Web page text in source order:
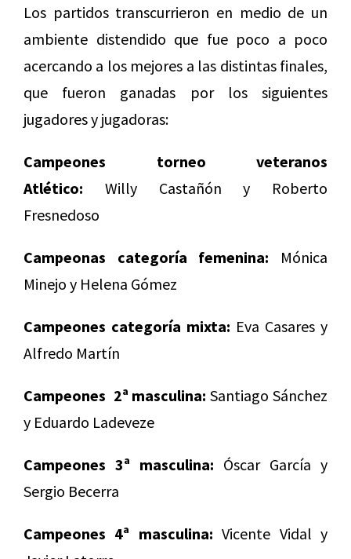
Los partidos transcurrieron en medio de un
ambiente distendido que fue poco a poco
acercando a los mejores a las distintas finales,
que fueron ganadas por los siguientes
jugadores y jugadoras:
Campeones torneo veteranos
Atlético: Willy Castañón y Roberto
Fresnedoso
Campeonas categoría femenina: Mónica
Minejo y Helena Gómez
Campeones categoría mixta: Eva Casares y
Alfredo Martín
Campeones 2ª masculina: Santiago Sánchez
y Eduardo Ladeveze
Campeones 3ª masculina: Óscar García y
Sergio Becerra
Campeones 4ª masculina: Vicente Vidal y